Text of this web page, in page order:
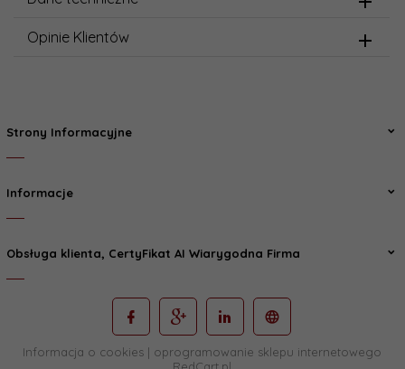
Opinie Klientów
Strony Informacyjne
Informacje
Obsługa klienta, CertyFikat AI Wiarygodna Firma
Informacja o cookies| oprogramowanie sklepu internetowego